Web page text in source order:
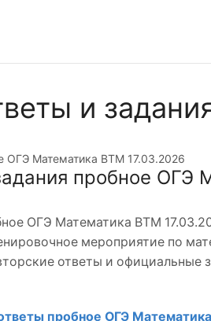
и
пробное ОГЭ
ОГЭ Математика ВТМ
мероприятие по
ответы и официальные
пробное ОГЭ